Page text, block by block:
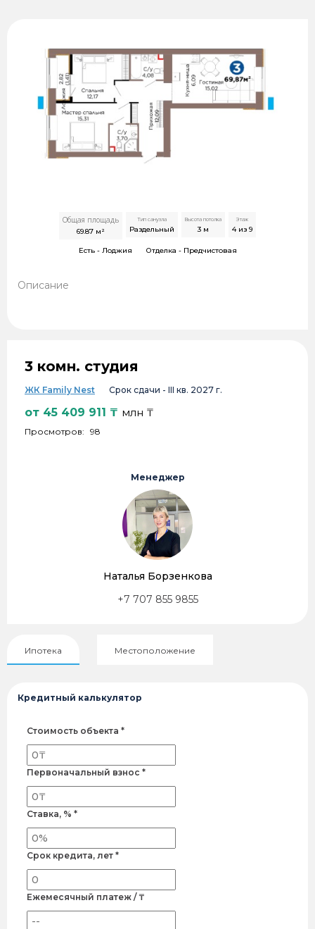
Общая площадь
69.87 м²
Тип санузла
Раздельный
Высота потолка
3 м
Этаж
4 из 9
Есть - Лоджия Отделка - Предчистовая
Описание
3 комн. студия
ЖК Family Nest Срок сдачи - III кв. 2027 г.
от 45 409 911 ₸ млн ₸
Просмотров: 98
Менеджер
Наталья Борзенкова
+7 707 855 9855
Ипотека Местоположение
Кредитный калькулятор
Стоимость объекта *
Первоначальный взнос *
Ставка, % *
Срок кредита, лет *
Ежемесячный платеж / ₸